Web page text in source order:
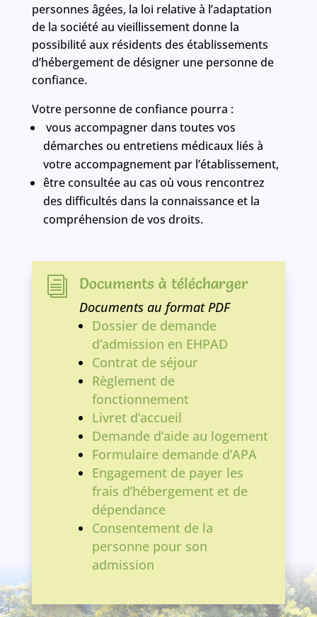
personnes âgées, la loi relative à l’adaptation
de la société au vieillissement donne la
possibilité aux résidents des établissements
d’hébergement de désigner une personne de
confiance.
Votre personne de confiance pourra :
vous accompagner dans toutes vos
démarches ou entretiens médicaux liés à
votre accompagnement par l’établissement,
être consultée au cas où vous rencontrez
des difficultés dans la connaissance et la
compréhension de vos droits.
i Documents à télécharger
Documents au format PDF
Dossier de demande
d’admission en EHPAD
Contrat de séjour
Règlement de
fonctionnement
Livret d’accueil
Demande d’aide au logement
Formulaire demande d’APA
Engagement de payer les
frais d’hébergement et de
dépendance
Consentement de la
personne pour son
admission